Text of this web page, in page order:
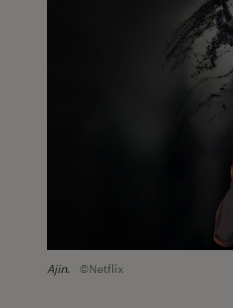
Ajin. ©Netflix